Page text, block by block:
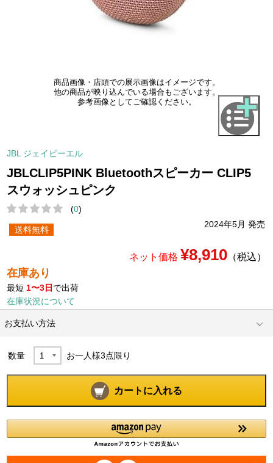
商品画像・店頭での展示画像はイメージです。
他の商品が映り込んでいる場合もございます。
参考画像としてご確認ください。
JBL ジェイビーエル
JBLCLIP5PINK Bluetoothスピーカー CLIP5
スウォッシュピンク
(0)
2024年5月 発売
送料無料
ネット価格 ¥8,910（税込）
在庫あり
最短1〜3日 で出荷
在庫状況について
お支払い方法
数量 お一人様3点限り
カートに入れる